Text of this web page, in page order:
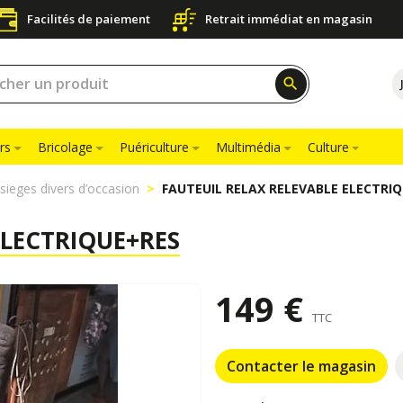
Facilités de paiement Retrait immédiat en magasin
search
Bricolage Puériculture Multimédia Culture
divers d’occasion FAUTEUIL RELAX RELEVABLE
149 € TTC
Contacter le magasin